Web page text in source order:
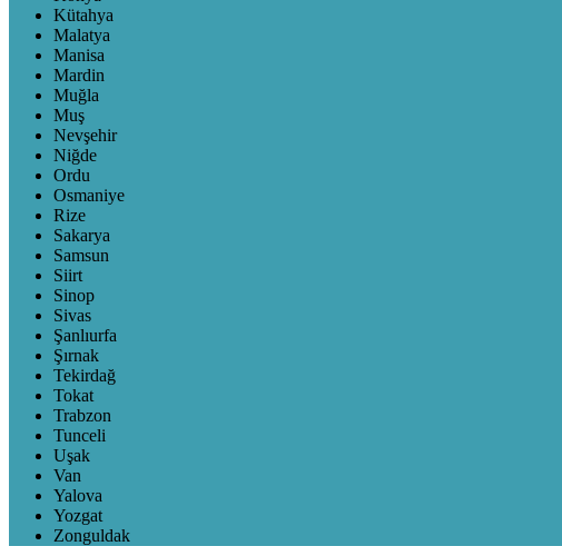
Kütahya
Malatya
Manisa
Mardin
Muğla
Muş
Nevşehir
Niğde
Ordu
Osmaniye
Rize
Sakarya
Samsun
Siirt
Sinop
Sivas
Şanlıurfa
Şırnak
Tekirdağ
Tokat
Trabzon
Tunceli
Uşak
Van
Yalova
Yozgat
Zonguldak